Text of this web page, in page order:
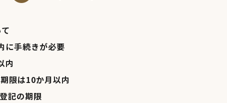
に手続きが必要
内
限は10か月以内
記の期限